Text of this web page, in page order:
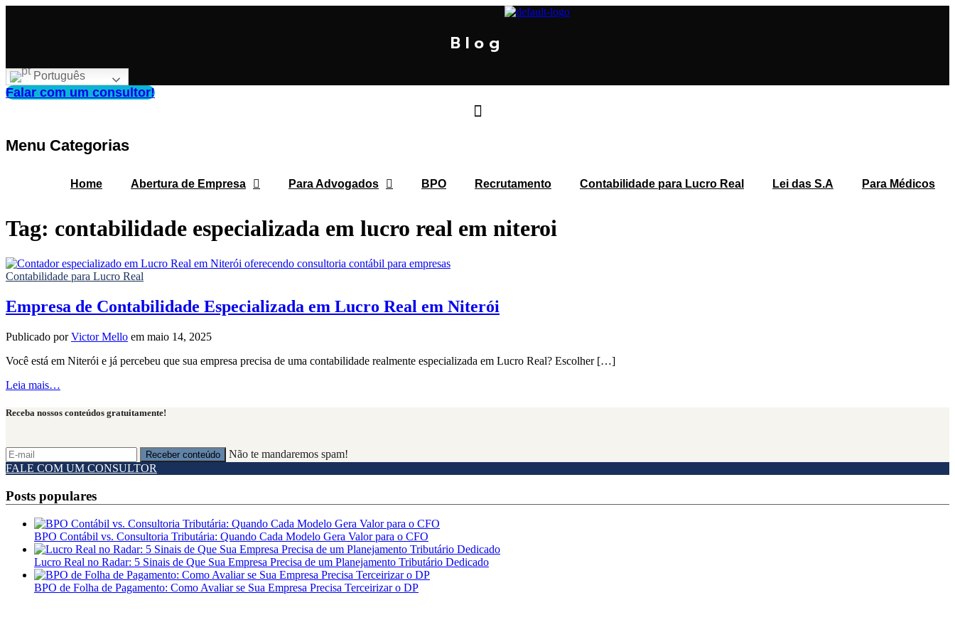
Blog
Português
Falar com um consultor!
Menu Categorias
Home Abertura de Empresa Para Advogados BPO Recrutamento Contabilidade para Lucro Real Lei das S.A Para Médicos
Tag: contabilidade especializada em lucro real em niteroi
Contabilidade para Lucro Real
Empresa de Contabilidade Especializada em Lucro Real em Niterói
Publicado porVictor Mello em maio 14, 2025
Você está em Niterói e já percebeu que sua empresa precisa de uma contabilidade realmente especializada em Lucro Real? Escolher […]
Leia mais…
Receba nossos conteúdos gratuitamente!
Não te mandaremos spam!
FALE COM UM CONSULTOR
Posts populares
BPO Contábil vs. Consultoria Tributária: Quando Cada Modelo Gera Valor para o CFO
Lucro Real no Radar: 5 Sinais de Que Sua Empresa Precisa de um Planejamento Tributário Dedicado
BPO de Folha de Pagamento: Como Avaliar se Sua Empresa Precisa Terceirizar o DP